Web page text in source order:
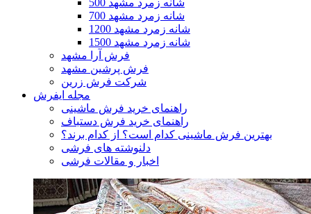
700 شانه زمرد مشهد
1200 شانه زمرد مشهد
1500 شانه زمرد مشهد
فرش آرا مشهد
فرش پرشین مشهد
شرکت فرش زرین
مجله ایفرش
راهنمای خرید فرش ماشینی
راهنمای خرید فرش دستباف
بهترین فرش ماشینی کدام است؟ از کدام برند؟
دلنوشته های فرشی
اخبار و مقالات فرشی